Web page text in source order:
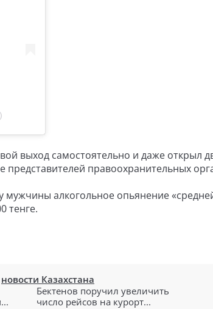
выход самостоятельно и даже открыл
правоохранительных
мужчины алкогольное опьянение
тенге.
новости Казахстана
Бектенов поручил увеличить
число рейсов на курорт...